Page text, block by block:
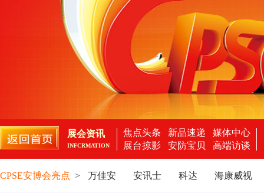
展会资讯
INFCRMATION
焦点头条 新品速递
媒体中心
展台掠影
安防宝贝 高端访谈
CPSE安博会亮点 > 万佳安 安讯士 科达 海康威视